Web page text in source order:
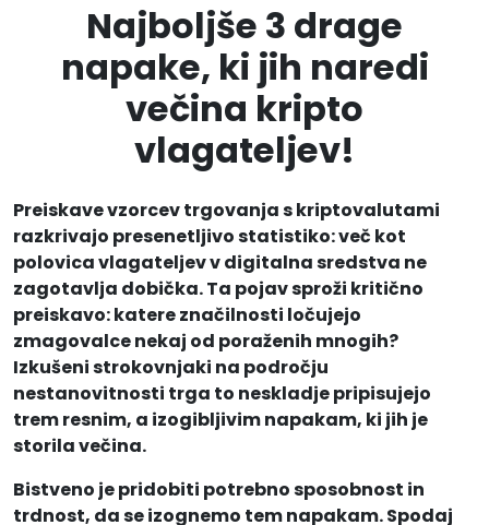
Najboljše 3 drage
napake, ki jih naredi
večina kripto
vlagateljev!
Preiskave vzorcev trgovanja s kriptovalutami
razkrivajo presenetljivo statistiko: več kot
polovica vlagateljev v digitalna sredstva ne
zagotavlja dobička. Ta pojav sproži kritično
preiskavo: katere značilnosti ločujejo
zmagovalce nekaj od poraženih mnogih?
Izkušeni strokovnjaki na področju
nestanovitnosti trga to neskladje pripisujejo
trem resnim, a izogibljivim napakam, ki jih je
storila večina.
Bistveno je pridobiti potrebno sposobnost in
trdnost, da se izognemo tem napakam. Spodaj